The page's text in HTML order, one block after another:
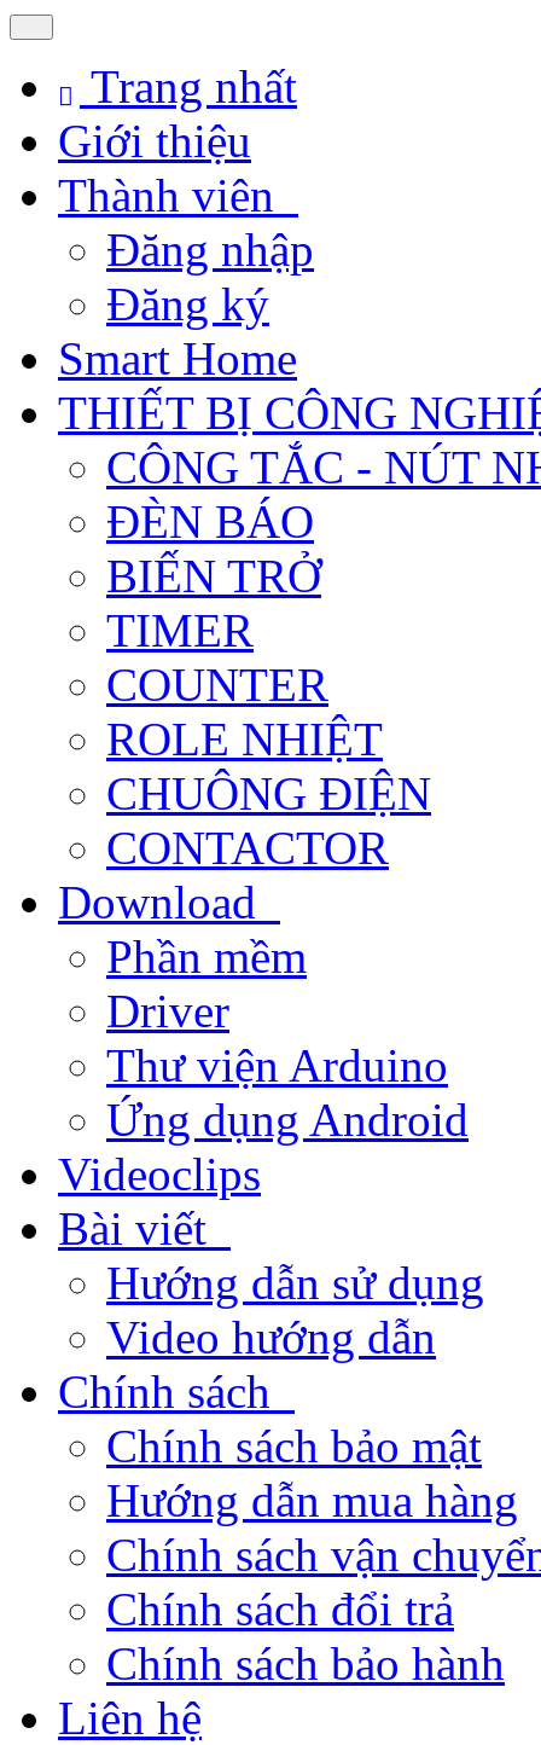
Trang nhất
Giới thiệu
Thành viên
Đăng nhập
Đăng ký
Smart Home
THIẾT BỊ CÔNG
CÔNG TẮC - NÚT
ĐÈN BÁO
BIẾN TRỞ
TIMER
COUNTER
ROLE NHIỆT
CHUÔNG ĐIỆN
CONTACTOR
Download
Phần mềm
Driver
Thư viện Arduino
Ứng dụng Android
Videoclips
Bài viết
Hướng dẫn sử dụng
Video hướng dẫn
Chính sách
Chính sách bảo mật
Hướng dẫn mua hàng
Chính sách vận
Chính sách đổi trả
Chính sách bảo hành
Liên hệ